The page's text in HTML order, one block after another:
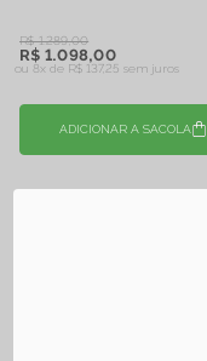
R$ 1.289,00
R$ 1.098,00
ou 8x de R$ 137,25 sem juros
ADICIONAR A SACOLA